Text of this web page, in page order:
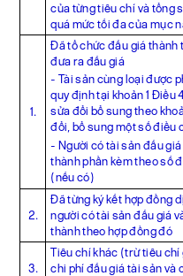
của từng tiêu chí và tổng
quá mức tối đa của mục
1.
Đã tổ chức đấu giá thành
đưa ra đấu giá
- Tài sản cùng loại được
quy định tại khoản 1 Điều
sửa đổi bổ sung theo
đổi, bổ sung một số điều
- Người có tài sản đấu
thành phần kèm theo số
(nếu có)
2.
Đã từng ký kết hợp đồng
người có tài sản đấu giá
thành theo hợp đồng đó
3.
Tiêu chí khác (trừ tiêu chí
chi phí đấu giá tài sản và